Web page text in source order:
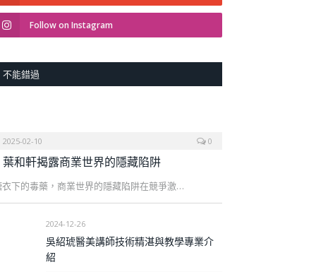
Follow on Instagram
不能錯過
2025-02-10 0
葉和軒揭露商業世界的隱藏陷阱
衣下的毒藥，商業世界的隱藏陷阱在競爭激…
2024-12-26
吳紹琥醫美講師技術精湛與教學專業介
紹